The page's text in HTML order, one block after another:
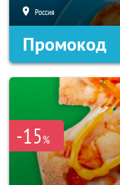
Россия
Промокод
-15%